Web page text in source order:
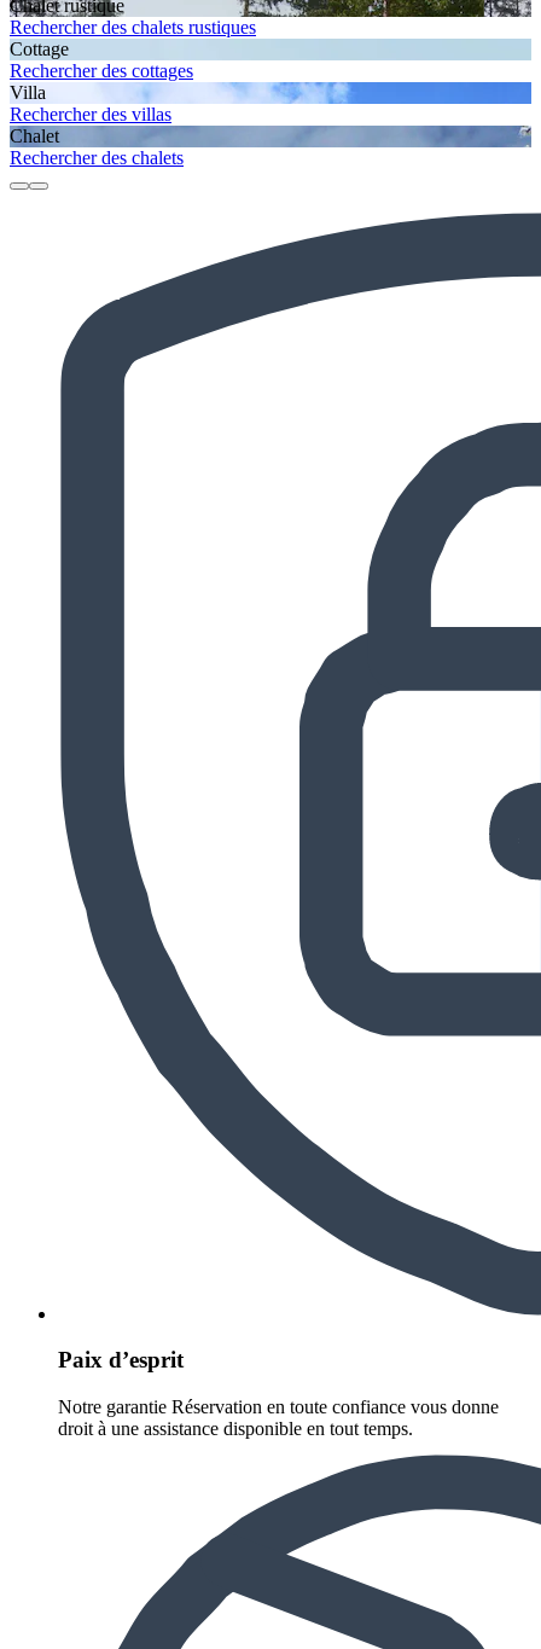
Chalet rustique
Rechercher des chalets rustiques
Cottage
Rechercher des cottages
Villa
Rechercher des villas
Chalet
Rechercher des chalets
Paix d’esprit
Notre garantie Réservation en toute confiance vous donne
droit à une assistance disponible en tout temps.